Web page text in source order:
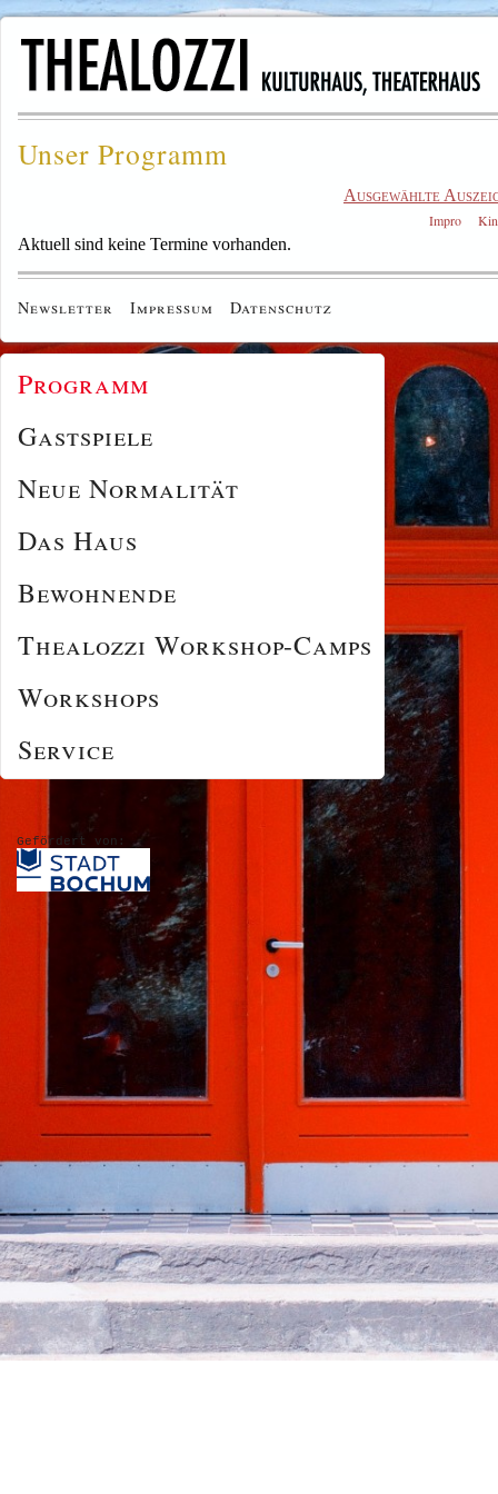
Unser Programm
Ausgewählte
Impro
Aktuell sind keine Termine vorhanden.
Newsletter Impressum Datenschutz
Programm
Gastspiele
Neue Normalität
Das Haus
Bewohnende
Thealozzi Workshop-Camps
Workshops
Service
Gefördert von: